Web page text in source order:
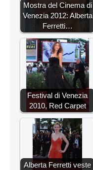
Mostra del Cinema di
Venezia 2012: Alberta
Ferretti…
Festival di Venezia
2010, Red Carpet
Alberta Ferretti veste